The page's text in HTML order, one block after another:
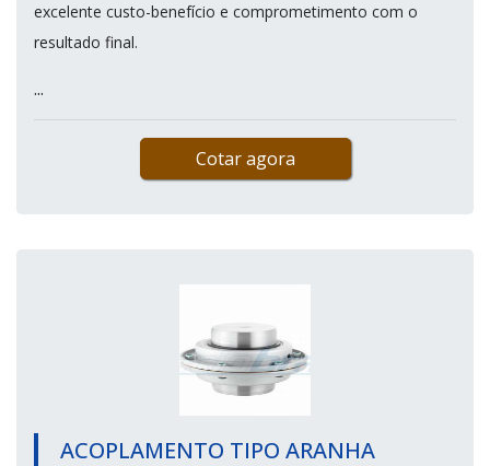
excelente custo-benefício e comprometimento com o
resultado final.
...
Cotar agora
ACOPLAMENTO TIPO ARANHA